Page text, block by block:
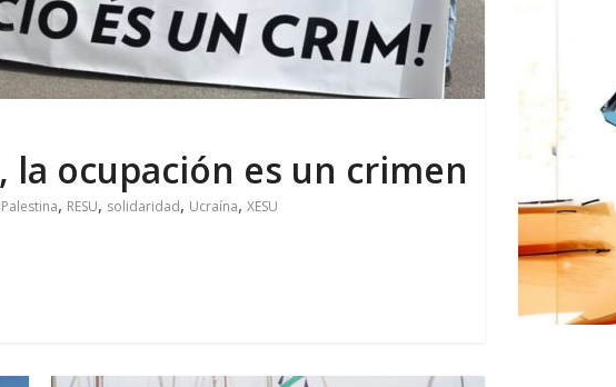
, la ocupación es un crimen
Palestina, RESU, solidaridad, Ucraína, XESU